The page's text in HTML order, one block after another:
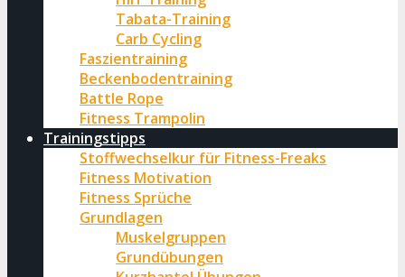
Tabata-Training
Carb Cycling
Faszientraining
Beckenbodentraining
Battle Rope
Fitness Trampolin
Trainingstipps
Stoffwechselkur für Fitness-Freaks
Fitness Motivation
Fitness Sprüche
Grundlagen
Muskelgruppen
Grundübungen